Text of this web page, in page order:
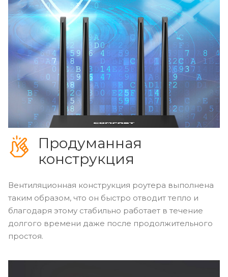
Продуманная
конструкция
Вентиляционная конструкция роутера выполнена
таким образом, что он быстро отводит тепло и
благодаря этому стабильно работает в течение
долгого времени даже после продолжительного
простоя.